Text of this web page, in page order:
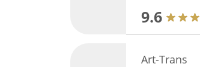
9.6
Art-Trans